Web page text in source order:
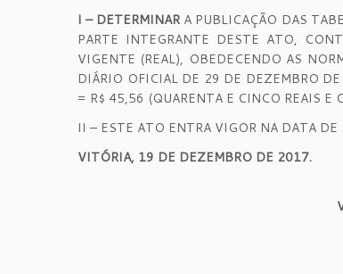
I – DETERMINAR A PUBLICAÇÃO DAS
PARTE INTEGRANTE DESTE ATO,
VIGENTE (REAL), OBEDECENDO AS
DIÁRIO OFICIAL DE 29 DE DEZEMBRO
= R$ 45,56 (QUARENTA E CINCO REAIS E
II – ESTE ATO ENTRA VIGOR NA DATA
VITÓRIA, 19 DE DEZEMBRO DE 2017.